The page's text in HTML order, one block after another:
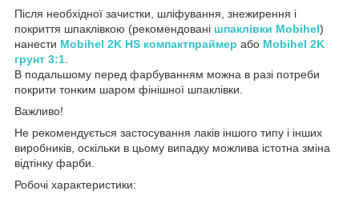
Після необхідної зачистки, шліфування, знежирення і
покриття шпаклівкою (рекомендовані шпаклівки Mobihel)
нанести Mobihel 2K HS компактпраймер або Mobihel 2K
грунт 3:1.
В подальшому перед фарбуванням можна в разі потреби
покрити тонким шаром фінішної шпаклівки.
Важливо!
Не рекомендується застосування лаків іншого типу і інших
виробників, оскільки в цьому випадку можлива істотна зміна
відтінку фарби.
Робочі характеристики: